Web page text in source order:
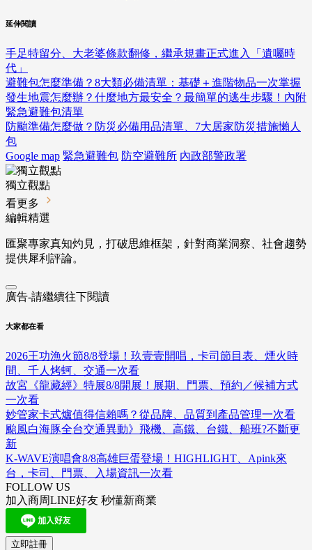
延伸閱讀
手足特留分、大老婆條款翻修，繼承規畫正式進入「遺囑時
代」
避難包怎麼準備？8大類必備清單：基礎＋進階物品一次掌握
發生地震怎麼辦？什麼地方最安全？最簡單的逃生步驟！內附
緊急避難包清單
防颱準備怎麼做？防災必備用品清單、7大居家防災措施懶人
包
Google map 緊急避難包 防空避難所 內政部警政署
獨立觀點
看更多
編輯精選
匯聚專家真知灼見，打破思維框架，針對商業洞察、社會趨勢
提供犀利評論。
廣告-請繼續往下閱讀
大家都在看
2026王功漁火節8/8登場！玖壹壹開唱，卡司節目表、煙火時
間、千人烤蚵、交通一次看
故宮《龍藏經》特展8/8開展！展期、門票、預約／候補方式
一次看
妙管家卡式爐值得信賴嗎？從品牌、品質到產品管理一次看
颱風白海豚全台交通異動》飛機、高鐵、台鐵、船班?不斷更
新
K-WAVE演唱會8/8高雄巨蛋登場！HIGHLIGHT、Apink來
台，卡司、門票、入場資訊一次看
FOLLOW US
加入商周LINE好友 秒懂新商業
立即註冊